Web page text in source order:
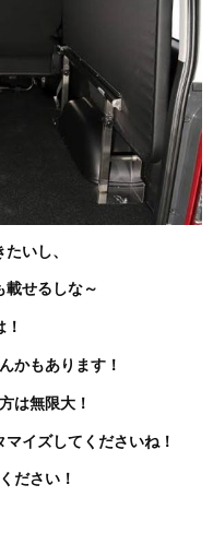
いし、
載せるしな～
かもあります！
は無限大！
イズしてくださいね！
ださい！